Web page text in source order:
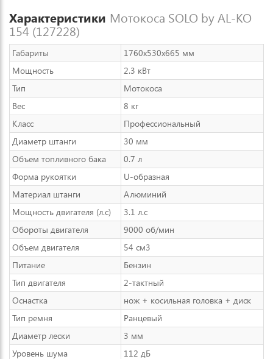
Характеристики Мотокоса SOLO by AL-KO
154 (127228)
Габариты
1760x530x665 мм
Мощность
2.3 кВт
Тип
Мотокоса
Вес
8 кг
Класс
Профессиональный
Диаметр штанги
30 мм
Объем топливного бака
0.7 л
Форма рукоятки
U-образная
Материал штанги
Алюминий
Мощность двигателя (л.с)
3.1 л.с
Обороты двигателя
9000 об/мин
Объем двигателя
54 см3
Питание
Бензин
Тип двигателя
2-тактный
Оснастка
нож + косильная головка + диск
Тип ремня
Ранцевый
Диаметр лески
3 мм
Уровень шума
112 дБ